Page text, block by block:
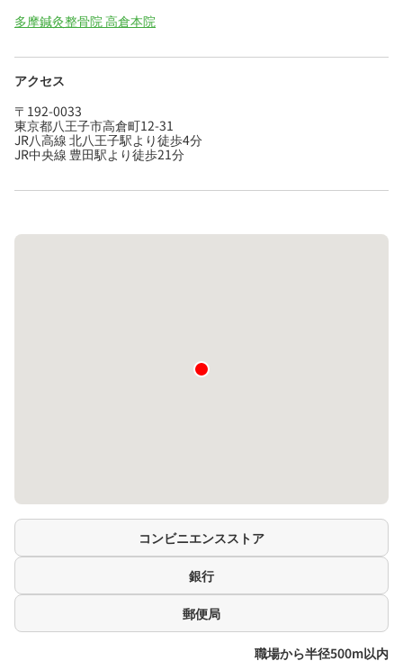
多摩鍼灸整骨院 高倉本院
アクセス
〒192-0033
東京都八王子市高倉町12-31
JR八高線 北八王子駅より徒歩4分
JR中央線 豊田駅より徒歩21分
コンビニエンスストア
銀行
郵便局
職場から半径500m以内